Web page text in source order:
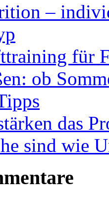
–
für
ob
das
sind wie